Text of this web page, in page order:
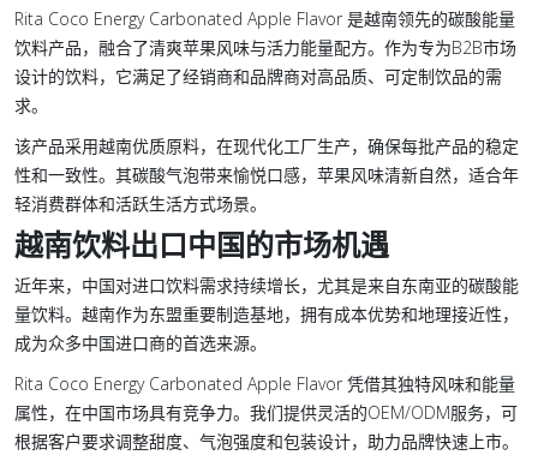
Rita Coco Energy Carbonated Apple Flavor 是越南领先的碳酸能量
饮料产品，融合了清爽苹果风味与活力能量配方。作为专为B2B市场
设计的饮料，它满足了经销商和品牌商对高品质、可定制饮品的需
求。
该产品采用越南优质原料，在现代化工厂生产，确保每批产品的稳定
性和一致性。其碳酸气泡带来愉悦口感，苹果风味清新自然，适合年
轻消费群体和活跃生活方式场景。
越南饮料出口中国的市场机遇
近年来，中国对进口饮料需求持续增长，尤其是来自东南亚的碳酸能
量饮料。越南作为东盟重要制造基地，拥有成本优势和地理接近性，
成为众多中国进口商的首选来源。
Rita Coco Energy Carbonated Apple Flavor 凭借其独特风味和能量
属性，在中国市场具有竞争力。我们提供灵活的OEM/ODM服务，可
根据客户要求调整甜度、气泡强度和包装设计，助力品牌快速上市。